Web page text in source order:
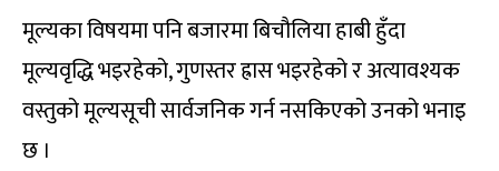
मूल्यका विषयमा पनि बजारमा बिचौलिया हाबी हुँदा
मूल्यवृद्धि भइरहेको, गुणस्तर ह्रास भइरहेको र अत्यावश्यक
वस्तुको मूल्यसूची सार्वजनिक गर्न नसकिएको उनको भनाइ
छ ।